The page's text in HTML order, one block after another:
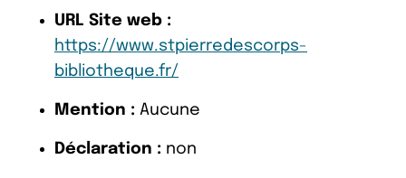
URL Site web :
https://www.stpierredescorps-
bibliotheque.fr/
Mention : Aucune
Déclaration : non